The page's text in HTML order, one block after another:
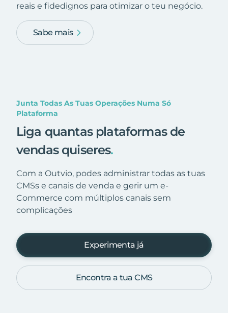
reais e fidedignos para otimizar o teu negócio.
Sabe mais
Junta Todas As Tuas Operações Numa Só
Plataforma
Liga quantas plataformas de
vendas quiseres.
Com a Outvio, podes administrar todas as tuas
CMSs e canais de venda e gerir um e-
Commerce com múltiplos canais sem
complicações
Experimenta já
Encontra a tua CMS